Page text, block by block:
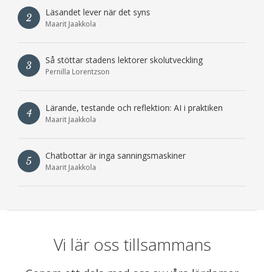
2 Läsandet lever när det syns
Maarit Jaakkola
3 Så stöttar stadens lektorer skolutveckling
Pernilla Lorentzson
4 Lärande, testande och reflektion: AI i praktiken
Maarit Jaakkola
5 Chatbottar är inga sanningsmaskiner
Maarit Jaakkola
Vi lär oss tillsammans